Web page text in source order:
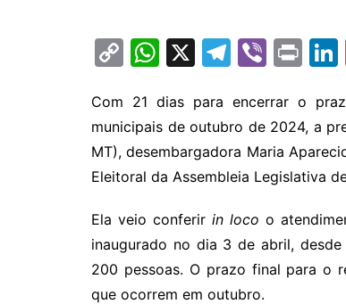
C
p
y
Li
n
k
W
at
s
A
p
p
X
T
e
gr
a
m
Vi
er
Pr
t
n
Com 21 dias para encerrar o
municipais de outubro de 2024, a
MT), desembargadora Maria
Eleitoral da Assembleia Legislativa
Ela veio conferir in loco o
inaugurado no dia 3 de abril,
200 pessoas. O prazo final para o
que ocorrem em outubro.